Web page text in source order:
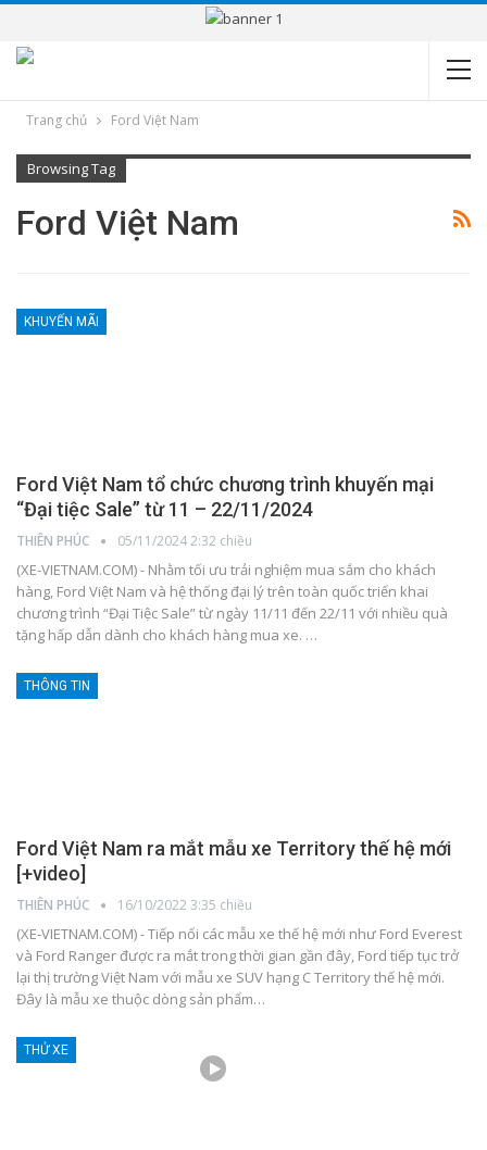
Trang chủ Ford Việt Nam
Browsing Tag
Ford Việt Nam
KHUYẾN MÃI
Ford Việt Nam tổ chức chương trình khuyến mại
“Đại tiệc Sale” từ 11 – 22/11/2024
THIÊN PHÚC 05/11/2024 2:32 chiều
(XE-VIETNAM.COM) - Nhằm tối ưu trải nghiệm mua sắm cho khách
hàng, Ford Việt Nam và hệ thống đại lý trên toàn quốc triển khai
chương trình “Đại Tiệc Sale” từ ngày 11/11 đến 22/11 với nhiều quà
tặng hấp dẫn dành cho khách hàng mua xe. …
THÔNG TIN
Ford Việt Nam ra mắt mẫu xe Territory thế hệ mới
[+video]
THIÊN PHÚC 16/10/2022 3:35 chiều
(XE-VIETNAM.COM) - Tiếp nối các mẫu xe thế hệ mới như Ford Everest
và Ford Ranger được ra mắt trong thời gian gần đây, Ford tiếp tục trở
lại thị trường Việt Nam với mẫu xe SUV hạng C Territory thế hệ mới.
Đây là mẫu xe thuộc dòng sản phẩm…
THỬ XE